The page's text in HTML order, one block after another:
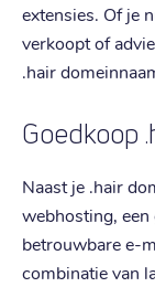
extensies. Of je
verkoopt of
.hair
Goedkoop
Naast je .hair
webhosting,
betrouwbare e-
combinatie van